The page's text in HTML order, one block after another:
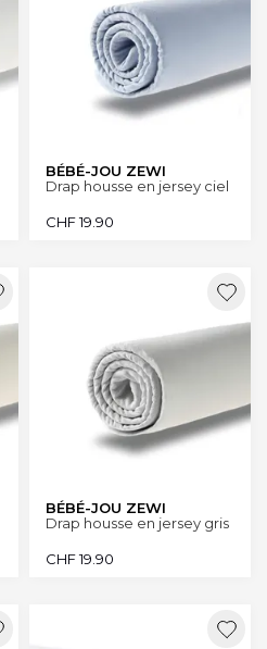
BÉBÉ-JOU ZEWI
Drap housse en jersey ciel
CHF19.90
BÉBÉ-JOU ZEWI
Drap housse en jersey gris
CHF19.90